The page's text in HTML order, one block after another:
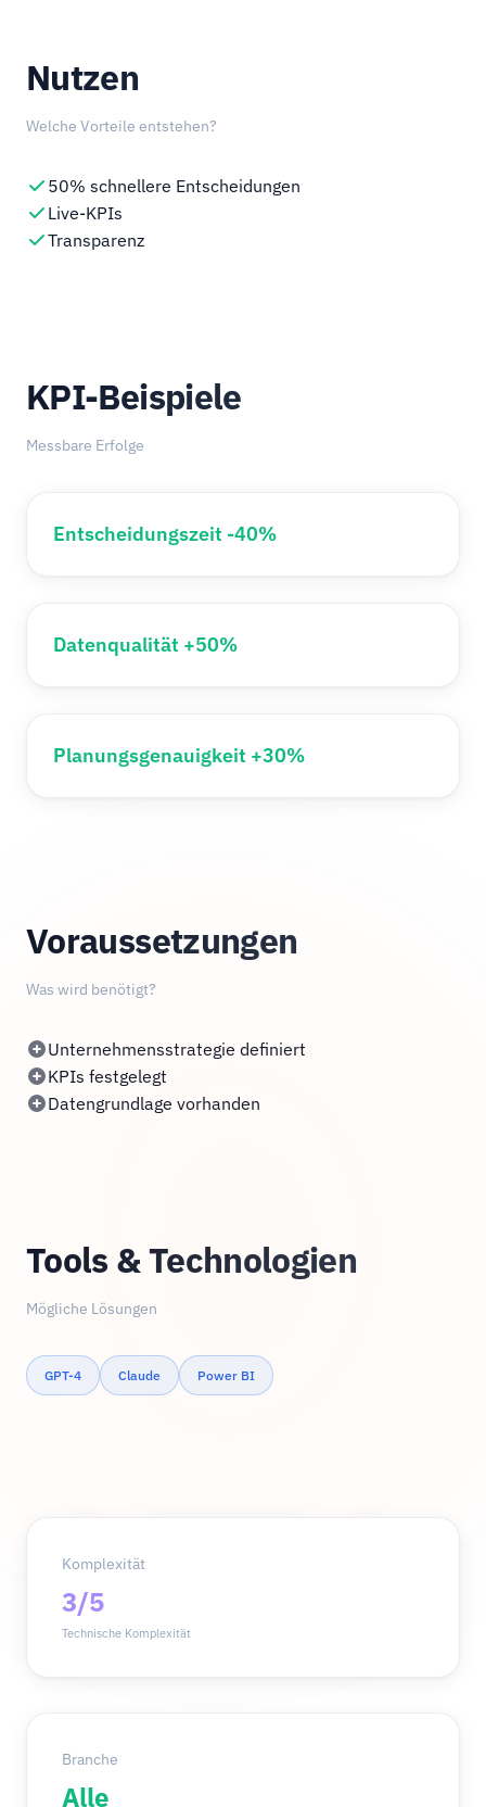
Nutzen
Welche Vorteile entstehen?
50% schnellere Entscheidungen
Live-KPIs
Transparenz
KPI-Beispiele
Messbare Erfolge
Entscheidungszeit -40%
Datenqualität +50%
Planungsgenauigkeit +30%
Voraussetzungen
Was wird benötigt?
Unternehmensstrategie definiert
KPIs festgelegt
Datengrundlage vorhanden
Tools & Technologien
Mögliche Lösungen
GPT-4 Claude Power BI
Komplexität
3/5
Technische Komplexität
Branche
Alle